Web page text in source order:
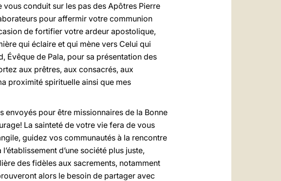
conduit sur les pas des Apôtres Pierre
pour affermir votre communion
de fortifier votre ardeur apostolique,
qui éclaire et qui mène vers Celui qui
Évêque de Pala, pour sa présentation des
aux prêtres, aux consacrés, aux
proximité spirituelle ainsi que mes
envoyés pour être missionnaires de la Bonne
La sainteté de votre vie fera de vous
guidez vos communautés à la rencontre
d’une société plus juste,
des fidèles aux sacrements, notamment
alors le besoin de partager avec